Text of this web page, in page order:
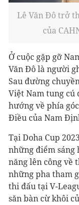
Lê Văn Đô trở
của
Ở cuộc gặp gỡ
Văn Đô là người
Sau đường
Việt Nam tung cú
hướng về phía
Điều của Nam
Tại Doha Cup
những điểm sáng
năng lên công về
những pha tham
thi đấu tại V-
săn bàn cừ khôi